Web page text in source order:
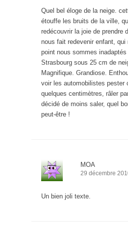
Quel bel éloge de la neige.
étouffe les bruits de la ville,
redécouvrir la joie de prendre
nous fait redevenir enfant, qui
point nous sommes inadaptés
Strasbourg sous 25 cm de
Magnifique. Grandiose.
voir les automobilistes pester
quelques centimètres, râler
décidé de moins saler, quel
peut-être !
MOA
29 décembre
Un bien joli texte.